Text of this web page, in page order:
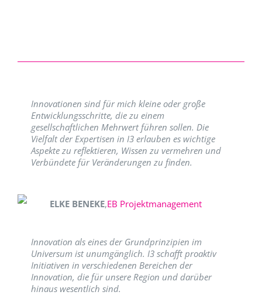
Innovationen sind für mich kleine oder große
Entwicklungsschritte, die zu einem
gesellschaftlichen Mehrwert führen sollen. Die
Vielfalt der Expertisen in I3 erlauben es wichtige
Aspekte zu reflektieren, Wissen zu vermehren und
Verbündete für Veränderungen zu finden.
ELKE BENEKE,EB Projektmanagement
Innovation als eines der Grundprinzipien im
Universum ist unumgänglich. I3 schafft proaktiv
Initiativen in verschiedenen Bereichen der
Innovation, die für unsere Region und darüber
hinaus wesentlich sind.